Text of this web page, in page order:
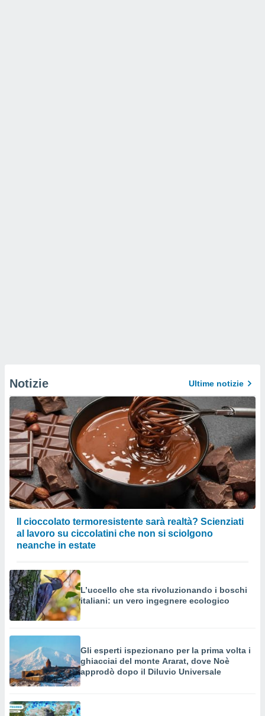
Notizie Ultime notizie
Il cioccolato termoresistente sarà realtà? Scienziati
al lavoro su ciccolatini che non si sciolgono
neanche in estate
L’uccello che sta rivoluzionando i boschi
italiani: un vero ingegnere ecologico
Gli esperti ispezionano per la prima volta i
ghiacciai del monte Ararat, dove Noè
approdò dopo il Diluvio Universale